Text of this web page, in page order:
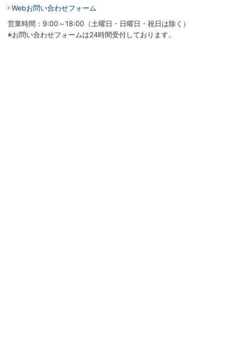
Webお問い合わせフォーム
営業時間：9:00～18:00（土曜日・日曜日・祝日は除く）
※お問い合わせフォームは24時間受付しております。